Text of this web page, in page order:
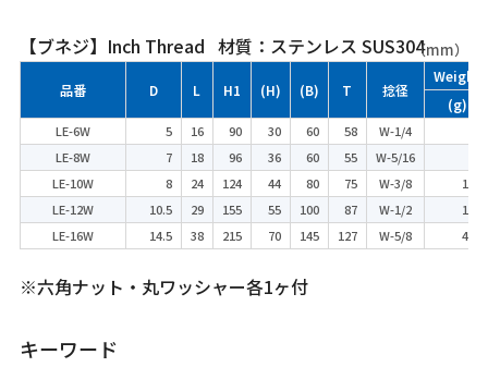
【ブネジ】Inch Thread 材質：ステンレス SUS304（mm）
品番 D L H1 (H) (B) T 捻径
Weight
(g)
LE-6W 5 16 90 30 60 58 W-1/4
LE-8W
7 18 96 36 60 55 W-5/16
LE-10W
8 24 124 44 80 75 W-3/8
103
LE-12W
10.5 29 155 55 100 87 W-1/2
184
LE-16W
14.5 38 215 70 145 127 W-5/8 441
※六角ナット・丸ワッシャー各1ヶ付
キーワード